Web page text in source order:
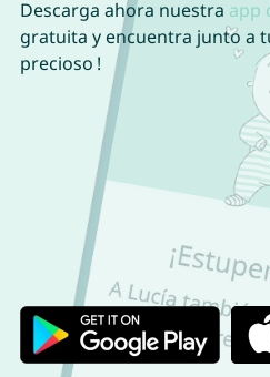
Descarga ahora nuestra app
gratuita y encuentra junto a
precioso !